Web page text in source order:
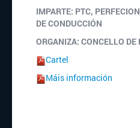
IMPARTE: PTC,
DE CONDUCCIÓN
ORGANIZA: CONCELLO DE
Cartel
Máis información